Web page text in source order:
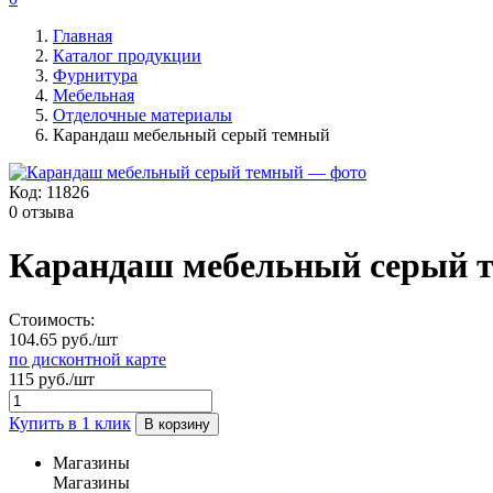
Главная
Каталог продукции
Фурнитура
Мебельная
Отделочные материалы
Карандаш мебельный серый темный
Код: 11826
0 отзыва
Карандаш мебельный серый
Стоимость:
104.65 руб./шт
по дисконтной карте
115 руб./шт
Купить в 1 клик В корзину
Магазины
Магазины